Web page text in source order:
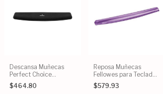
Descansa Muñecas
Perfect Choice
Keyboard Pad para
Teclado
$464.80
Reposa Muñecas
Fellowes para Teclado
de Gel Crystal Color
Violeta
$579.93